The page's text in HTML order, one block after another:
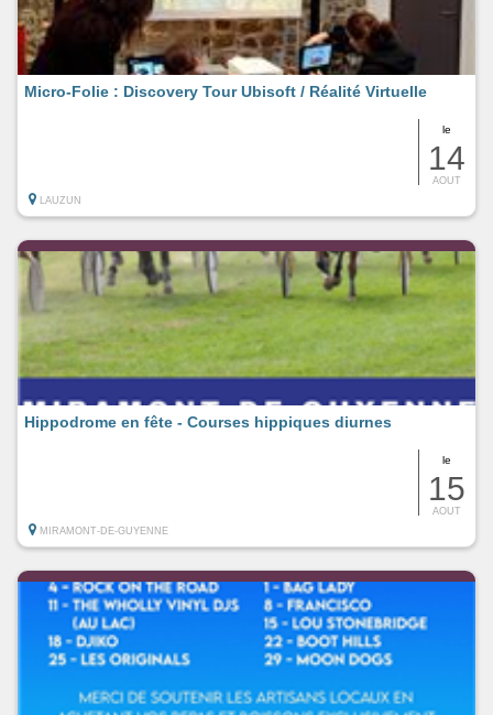
le
14
AOUT
Micro-Folie : Discovery Tour Ubisoft / Réalité Virtuelle
LAUZUN
le
15
AOUT
Hippodrome en fête - Courses hippiques diurnes
MIRAMONT-DE-GUYENNE